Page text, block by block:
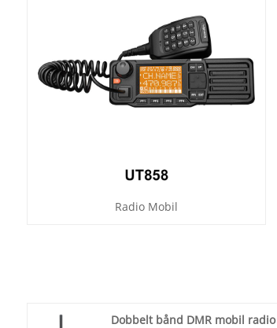
Radio Mobil
Dobbelt bånd DMR mobil radio